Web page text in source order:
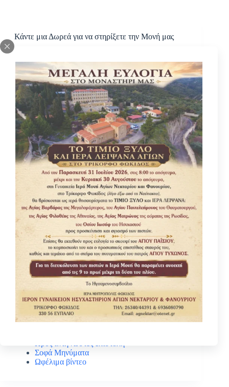
Κάντε μια Δωρεά για να στηρίξετε την Μονή μας
Κατηγοριες
Βίοι Αγίων
Γέροντας Νεκτάριος Μουλατσιώτης
Διάφορα ψυχωφελή κείμενα
Κάτι ενδιαφέρον
Νέα – Ανακοινώσεις
Σοφά Μηνύματα
Ωφέλιμα βίντεο